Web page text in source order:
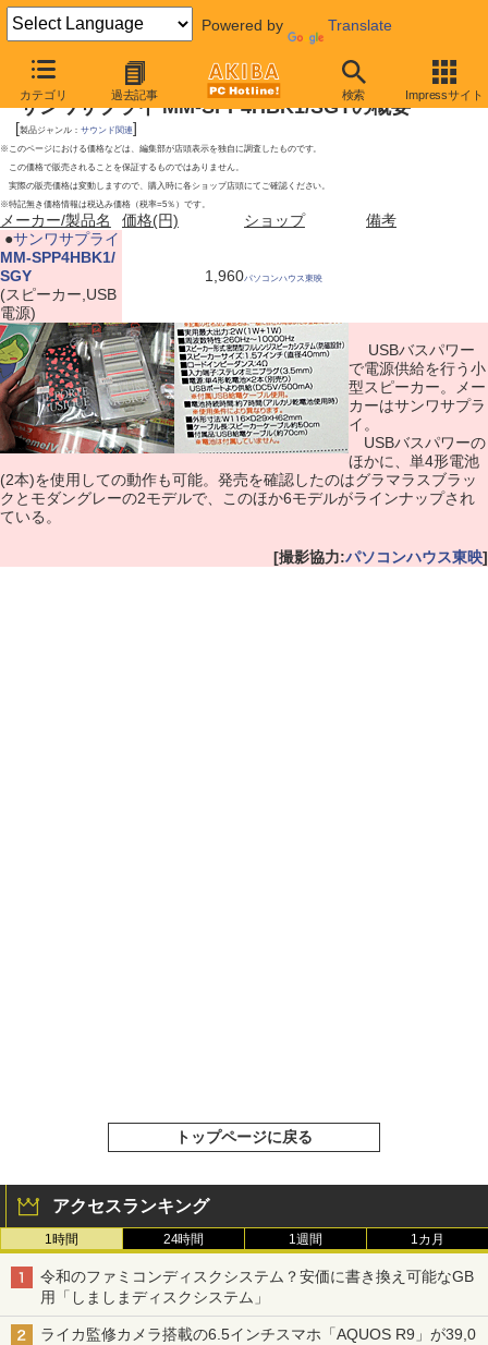
Powered by Translate
カテゴリ 過去記事 検索 Impressサイト
2009年12月12日号
サンワサプライ MM-SPP4HBK1/SGYの概要
[製品ジャンル： サウンド関連]
※このページにおける価格などは、編集部が店頭表示を独自に調査したものです。
この価格で販売されることを保証するものではありません。
実際の販売価格は変動しますので、購入時に各ショップ店頭にてご確認ください。
※特記無き価格情報は税込み価格（税率=5％）です。
メーカー/製品名 価格(円) ショップ
備考
●サンワサプライ
MM-SPP4HBK1/
SGY
(スピーカー,USB
電源)
1,960パソコンハウス東映
USBバスパワー
で電源供給を行う小
型スピーカー。メー
カーはサンワサプラ
イ。
USBバスパワーの
ほかに、単4形電池
(2本)を使用しての動作も可能。発売を確認したのはグラマラスブラッ
クとモダングレーの2モデルで、このほか6モデルがラインナップされ
ている。
[撮影協力:パソコンハウス東映]
トップページに戻る
アクセスランキング
1時間 24時間 1週間 1カ月
令和のファミコンディスクシステム？安価に書き換え可能なGB
用「しましまディスクシステム」
ライカ監修カメラ搭載の6.5インチスマホ「AQUOS R9」が39,0